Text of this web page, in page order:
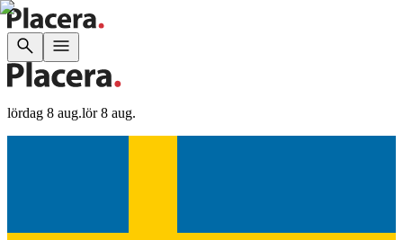
lördag 8 aug.lör 8 aug.